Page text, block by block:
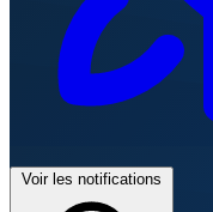
Voir les notifications